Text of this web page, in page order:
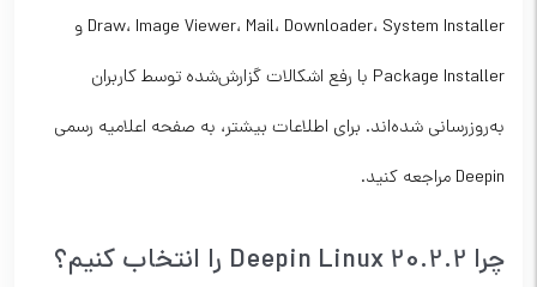
Draw، Image Viewer، Mail، Downloader، System Installer و
Package Installer با رفع اشکالات گزارش‌شده توسط کاربران
به‌روزرسانی شده‌اند. برای اطلاعات بیشتر، به صفحه اعلامیه رسمی
Deepin مراجعه کنید.
چرا Deepin Linux 20.2.2 را انتخاب کنیم؟